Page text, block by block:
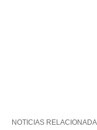
NOTICIAS